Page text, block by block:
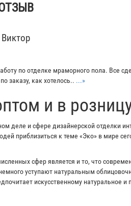
Виктор
по отделке мраморного пола. Все
заказу, как хотелось.. ...»
и в
деле и сфере дизайнерской отделки
приблизиться к теме «Эко» в мире
сфер является и то, что
уступают натуральным
искусственному натуральное